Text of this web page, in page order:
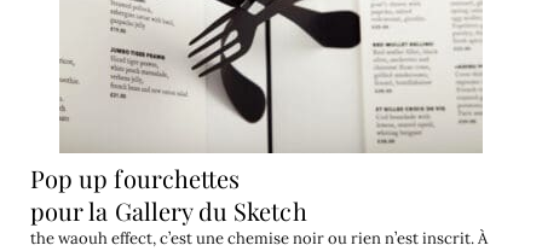
Pop up fourchettes
pour la Gallery du Sketch
the waouh effect, c’est une chemise noir ou rien n’est inscrit. À